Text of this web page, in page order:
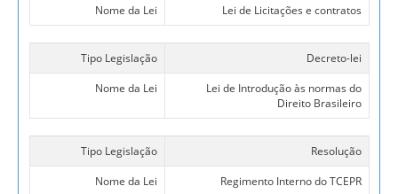
Nome da Lei Lei de Licitações e contratos
Tipo Legislação
Decreto-lei
Nome da Lei
Lei de Introdução às normas do
Direito Brasileiro
Tipo Legislação
Resolução
Nome da Lei
Regimento Interno do TCEPR